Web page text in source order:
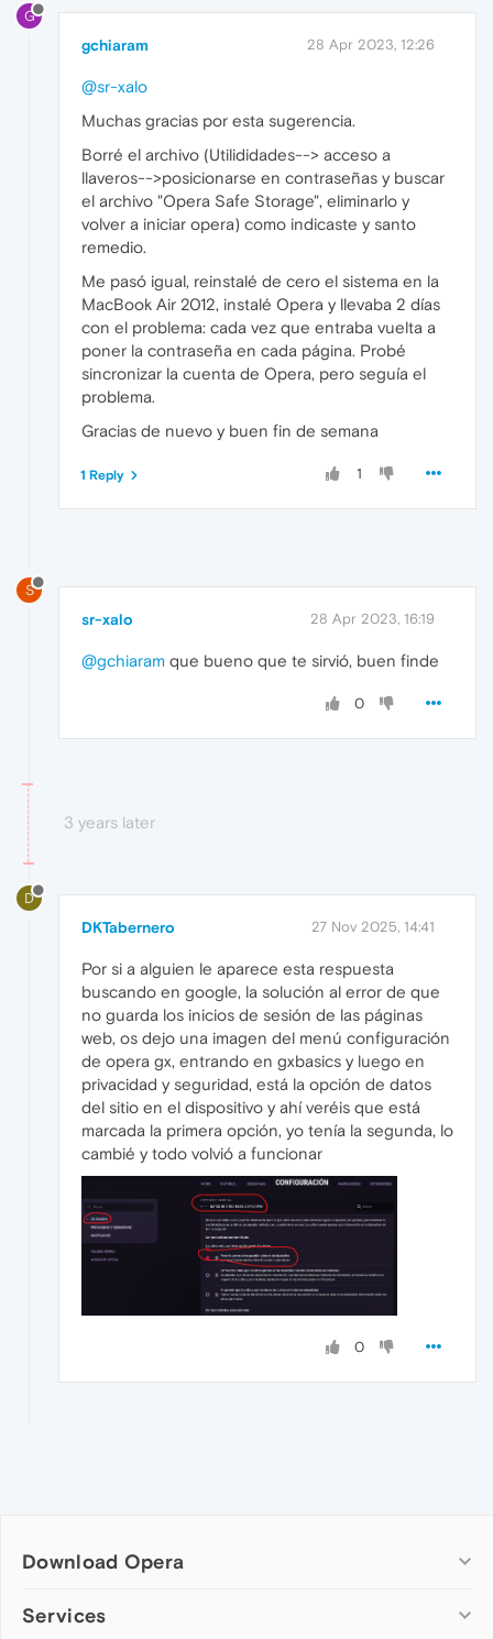
G
gchiaram 28 Apr 2023, 12:26
@sr-xalo
Muchas gracias por esta sugerencia.
Borré el archivo (Utilididades--> acceso a
llaveros-->posicionarse en contraseñas y buscar
el archivo "Opera Safe Storage", eliminarlo y
volver a iniciar opera) como indicaste y santo
remedio.
Me pasó igual, reinstalé de cero el sistema en la
MacBook Air 2012, instalé Opera y llevaba 2 días
con el problema: cada vez que entraba vuelta a
poner la contraseña en cada página. Probé
sincronizar la cuenta de Opera, pero seguía el
problema.
Gracias de nuevo y buen fin de semana
1
1 Reply
S
sr-xalo 28 Apr 2023, 16:19
@gchiaram que bueno que te sirvió, buen finde
0
3 years later
D
DKTabernero 27 Nov 2025, 14:41
Por si a alguien le aparece esta respuesta
buscando en google, la solución al error de que
no guarda los inicios de sesión de las páginas
web, os dejo una imagen del menú configuración
de opera gx, entrando en gxbasics y luego en
privacidad y seguridad, está la opción de datos
del sitio en el dispositivo y ahí veréis que está
marcada la primera opción, yo tenía la segunda, lo
cambié y todo volvió a funcionar
0
Download Opera
Computer browsers
Services